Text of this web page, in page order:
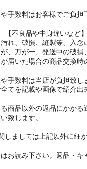
手数料はお客様でご負担
【不良品や中身違いなど】
汚れ、破損、縫製等、入念
、万が一、発送中の破損
届いた場合の商品交換時
手数料は当店が負担致し
てを記載や画像で紹介出
商品以外の返品にかかる
致します。
しましては上記以外に細
お読み下さい。返品・キ